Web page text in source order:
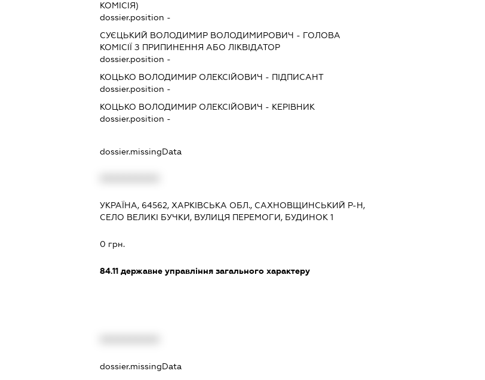
КОМІСІЯ)
dossier.position -
СУЄЦЬКИЙ ВОЛОДИМИР ВОЛОДИМИРОВИЧ - ГОЛОВА
КОМІСІЇ З ПРИПИНЕННЯ АБО ЛІКВІДАТОР
dossier.position -
КОЦЬКО ВОЛОДИМИР ОЛЕКСІЙОВИЧ - ПІДПИСАНТ
dossier.position -
КОЦЬКО ВОЛОДИМИР ОЛЕКСІЙОВИЧ - КЕРІВНИК
dossier.position -
dossier.missingData
УКРАЇНА, 64562, ХАРКІВСЬКА ОБЛ., САХНОВЩИНСЬКИЙ Р-Н,
СЕЛО ВЕЛИКІ БУЧКИ, ВУЛИЦЯ ПЕРЕМОГИ, БУДИНОК 1
0 грн.
84.11державне управління загального характеру
dossier.missingData